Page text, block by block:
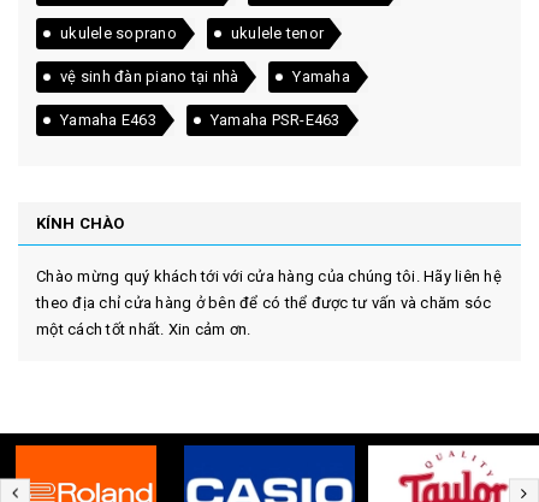
ukulele soprano ukulele tenor
vệ sinh đàn piano tại nhà Yamaha
Yamaha E463 Yamaha PSR-E463
KÍNH CHÀO
Chào mừng quý khách tới với cửa hàng của chúng tôi. Hãy liên hệ
theo địa chỉ cửa hàng ở bên để có thể được tư vấn và chăm sóc
một cách tốt nhất. Xin cảm ơn.